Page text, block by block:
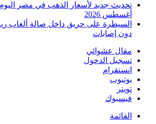
أغسطس 2026
السيطرة على حريق داخل صالة ألعاب
دون إصابات
مقال عشوائي
تسجيل الدخول
انستقرام
يوتيوب
تويتر
فيسبوك
القائمة